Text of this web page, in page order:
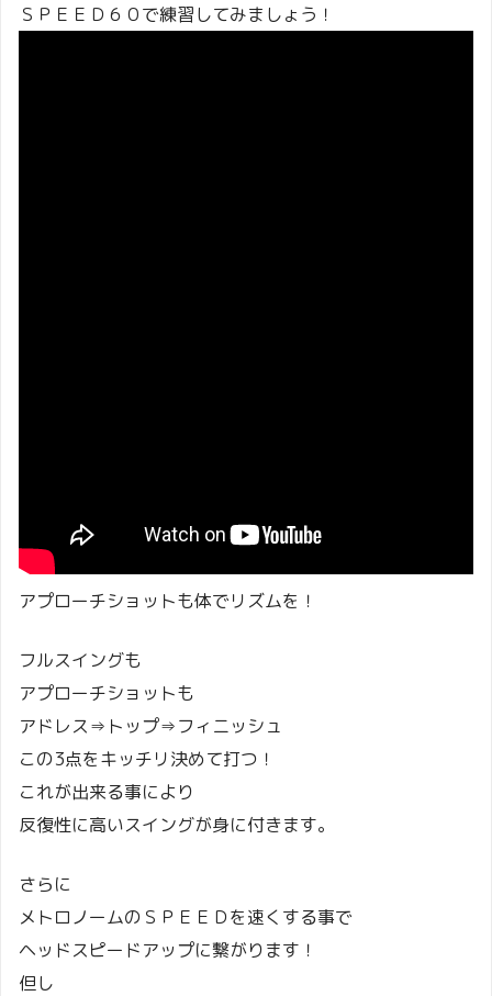
ＳＰＥＥＤ６０で練習してみましょう！
アプローチショットも体でリズムを！
フルスイングも
アプローチショットも
アドレス⇒トップ⇒フィニッシュ
この3点をキッチリ決めて打つ！
これが出来る事により
反復性に高いスイングが身に付きます。
さらに
メトロノームのＳＰＥＥＤを速くする事で
ヘッドスピードアップに繋がります！
但し